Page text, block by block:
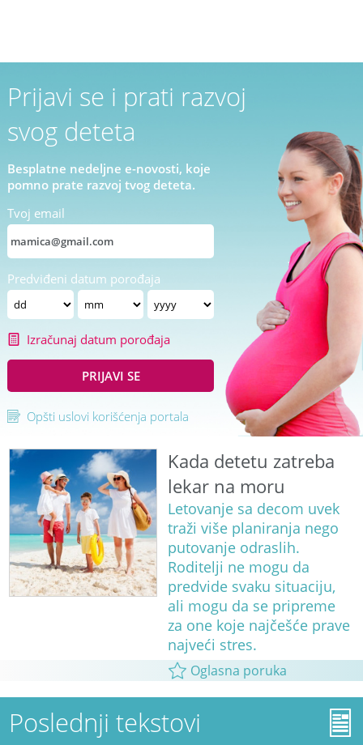
Prijavi se i prati razvoj
svog deteta
Besplatne nedeljne e-novosti, koje
pomno prate razvoj tvog deteta.
Tvoj email
Predviđeni datum porođaja
Izračunaj datum porođaja
PRIJAVI SE
Opšti uslovi korišćenja portala
Kada detetu zatreba
lekar na moru
Letovanje sa decom uvek
traži više planiranja nego
putovanje odraslih.
Roditelji ne mogu da
predvide svaku situaciju,
ali mogu da se pripreme
za one koje najčešće prave
najveći stres.
Oglasna poruka
Poslednji tekstovi